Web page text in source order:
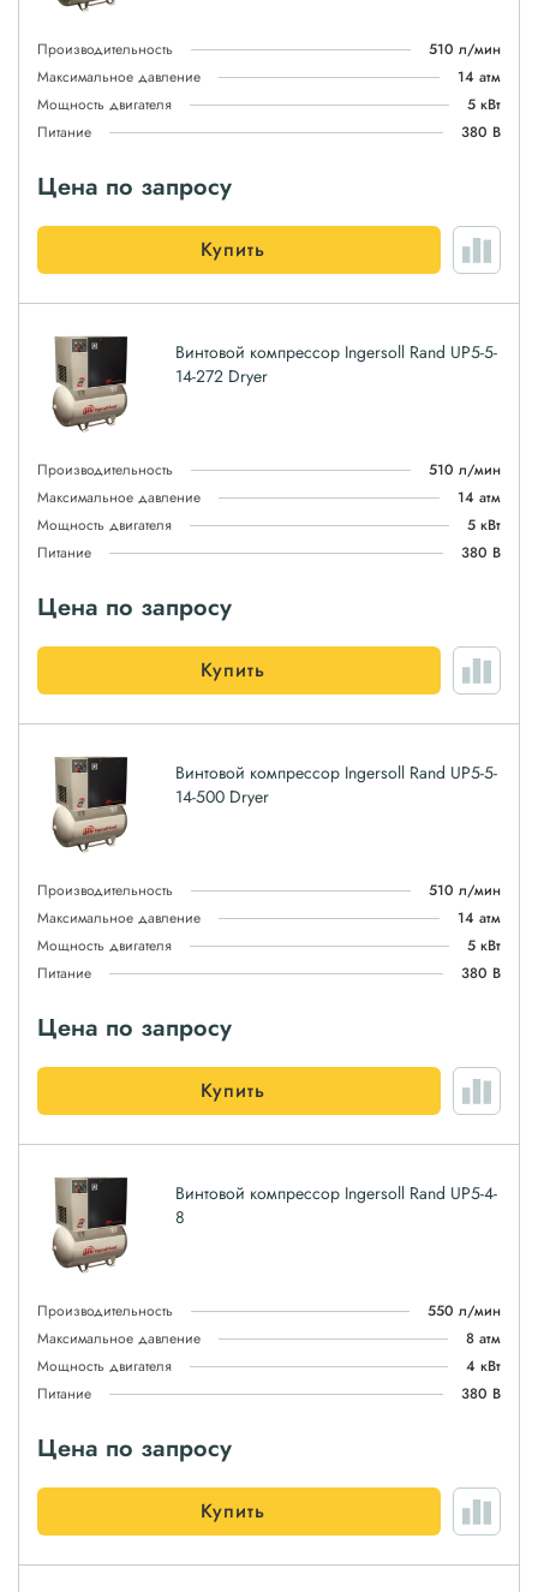
Производительность
510 л/мин
Максимальное давление
14 атм
Мощность двигателя
5 кВт
Питание
380 В
Цена по запросу
Купить
Винтовой компрессор Ingersoll Rand UP5-5-
14-272 Dryer
Производительность
510 л/мин
Максимальное давление
14 атм
Мощность двигателя
5 кВт
Питание
380 В
Цена по запросу
Купить
Винтовой компрессор Ingersoll Rand UP5-5-
14-500 Dryer
Производительность
510 л/мин
Максимальное давление
14 атм
Мощность двигателя
5 кВт
Питание
380 В
Цена по запросу
Купить
Винтовой компрессор Ingersoll Rand UP5-4-
8
Производительность
550 л/мин
Максимальное давление
8 атм
Мощность двигателя
4 кВт
Питание
380 В
Цена по запросу
Купить